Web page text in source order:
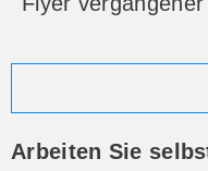
Arbeiten Sie